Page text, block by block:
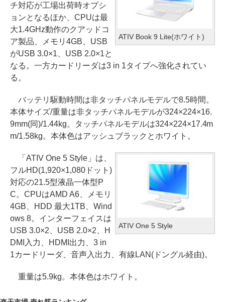
ATIV Book 9 Lite(ホワイト)
チ対応が工場出荷時オプシ
ョンとなるほか、CPUは最
大1.4GHz動作のクアッドコ
ア製品、メモリ4GB、USB
がUSB 3.0×1、USB 2.0×1と
なる。一方カードリーダは3 in 1タイプへ強化されてい
る。
バッテリ駆動時間は非タッチパネルモデルで8.5時間。
本体サイズ/重量は非タッチパネルモデルが324×224×16.
9mm(同)/1.44kg。タッチパネルモデルは324×224×17.4m
m/1.58kg。本体色はアッシュブラックとホワイト。
ATIV One 5 Style
「ATIV One 5 Style」は、
フルHD(1,920×1,080ドット)
対応の21.5型液晶一体型P
C。CPUはAMD A6、メモリ
4GB、HDD 最大1TB、Wind
ows 8。インターフェイスは
USB 3.0×2、USB 2.0×2、H
DMI入力、HDMI出力、3 in
1カードリーダ、音声入出力、有線LAN(ドングル経由)。
重量は5.9kg。本体色はホワイト。